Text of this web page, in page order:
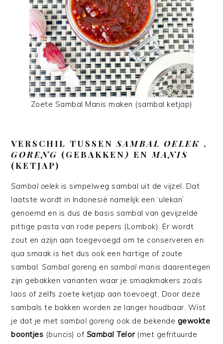
Zoete Sambal Manis maken (sambal ketjap)
VERSCHIL TUSSENSAMBAL OELEK ,
GORENG (GEBAKKEN )EN MANIS
(KETJAP)
Sambal oelek is simpelweg sambal uit de vijzel. Dat
laatste wordt in Indonesië namelijk een ‘ulekan’
genoemd en is dus de basis sambal van gevijzelde
pittige pasta van rode pepers (Lombok). Er wordt
zout en azijn aan toegevoegd om te conserveren en
qua smaak is het dus ook een hartige of zoute
sambal.Sambal goreng en sambal manis daarentegen
zijn gebakken varianten waar je smaakmakers zoals
laos of zelfs zoete ketjap aan toevoegt. Door deze
sambals te bakken worden ze langer houdbaar. Wist
je dat je metsambal goreng ook de bekende gewokte
boontjes (buncis) of Sambal Telor(met gefrituurde